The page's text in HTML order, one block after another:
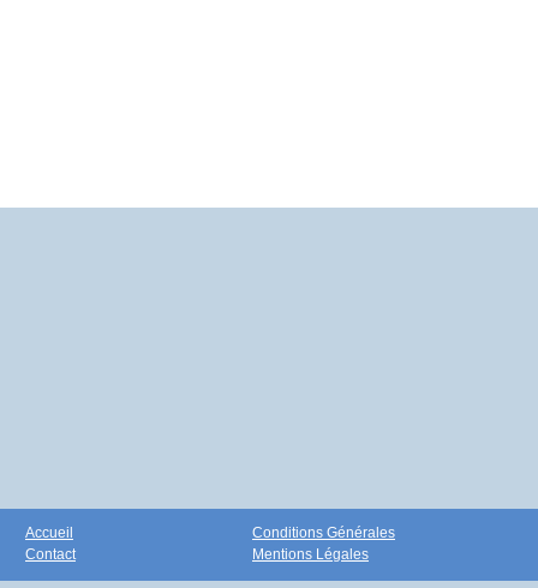
Accueil
Contact
Conditions Générales
Mentions Légales